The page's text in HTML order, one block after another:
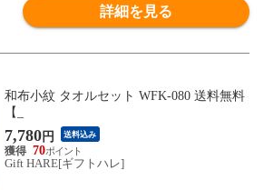
詳細を見る
和布小紋 タオルセット WFK-080 送料無料
【_
7,780円 送料込み
70
Gift HARE[ギフトハレ]